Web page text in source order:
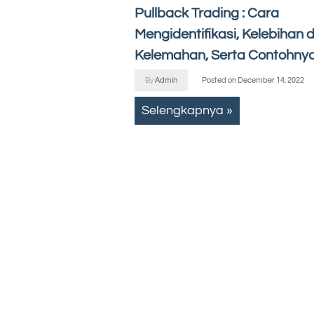
Pullback Trading : Cara
Mengidentifikasi, Kelebihan
Kelemahan, Serta
ByAdmin Posted on December 14, 2022
Selengkapnya »